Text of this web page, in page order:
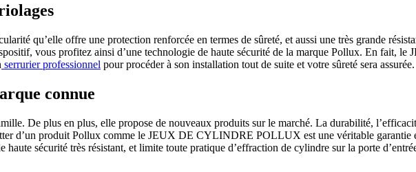
qu’elle offre une protection renforcée en termes de sûreté, et aussi une très grande
vous profitez ainsi d’une technologie de haute sécurité de la marque Pollux. En
serrurier professionnel pour procéder à son installation tout de suite et votre sûreté sera assurée.
connue
De plus en plus, elle propose de nouveaux produits sur le marché. La durabilité,
d’un produit Pollux comme le JEUX DE CYLINDRE POLLUX est une véritable garantie
sécurité très résistant, et limite toute pratique d’effraction de cylindre sur la porte